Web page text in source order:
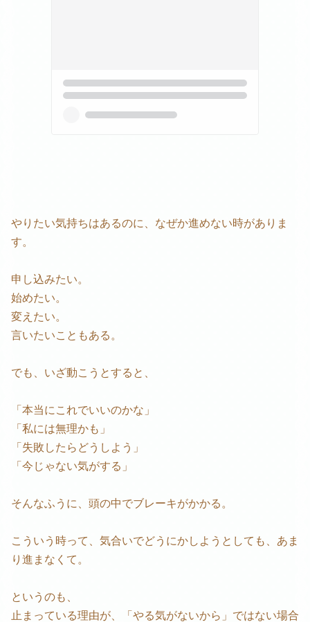
やりたい気持ちはあるのに、なぜか進めない時がありま
す。
申し込みたい。
始めたい。
変えたい。
言いたいこともある。
でも、いざ動こうとすると、
「本当にこれでいいのかな」
「私には無理かも」
「失敗したらどうしよう」
「今じゃない気がする」
そんなふうに、頭の中でブレーキがかかる。
こういう時って、気合いでどうにかしようとしても、あま
り進まなくて。
というのも、
止まっている理由が、「やる気がないから」ではない場合